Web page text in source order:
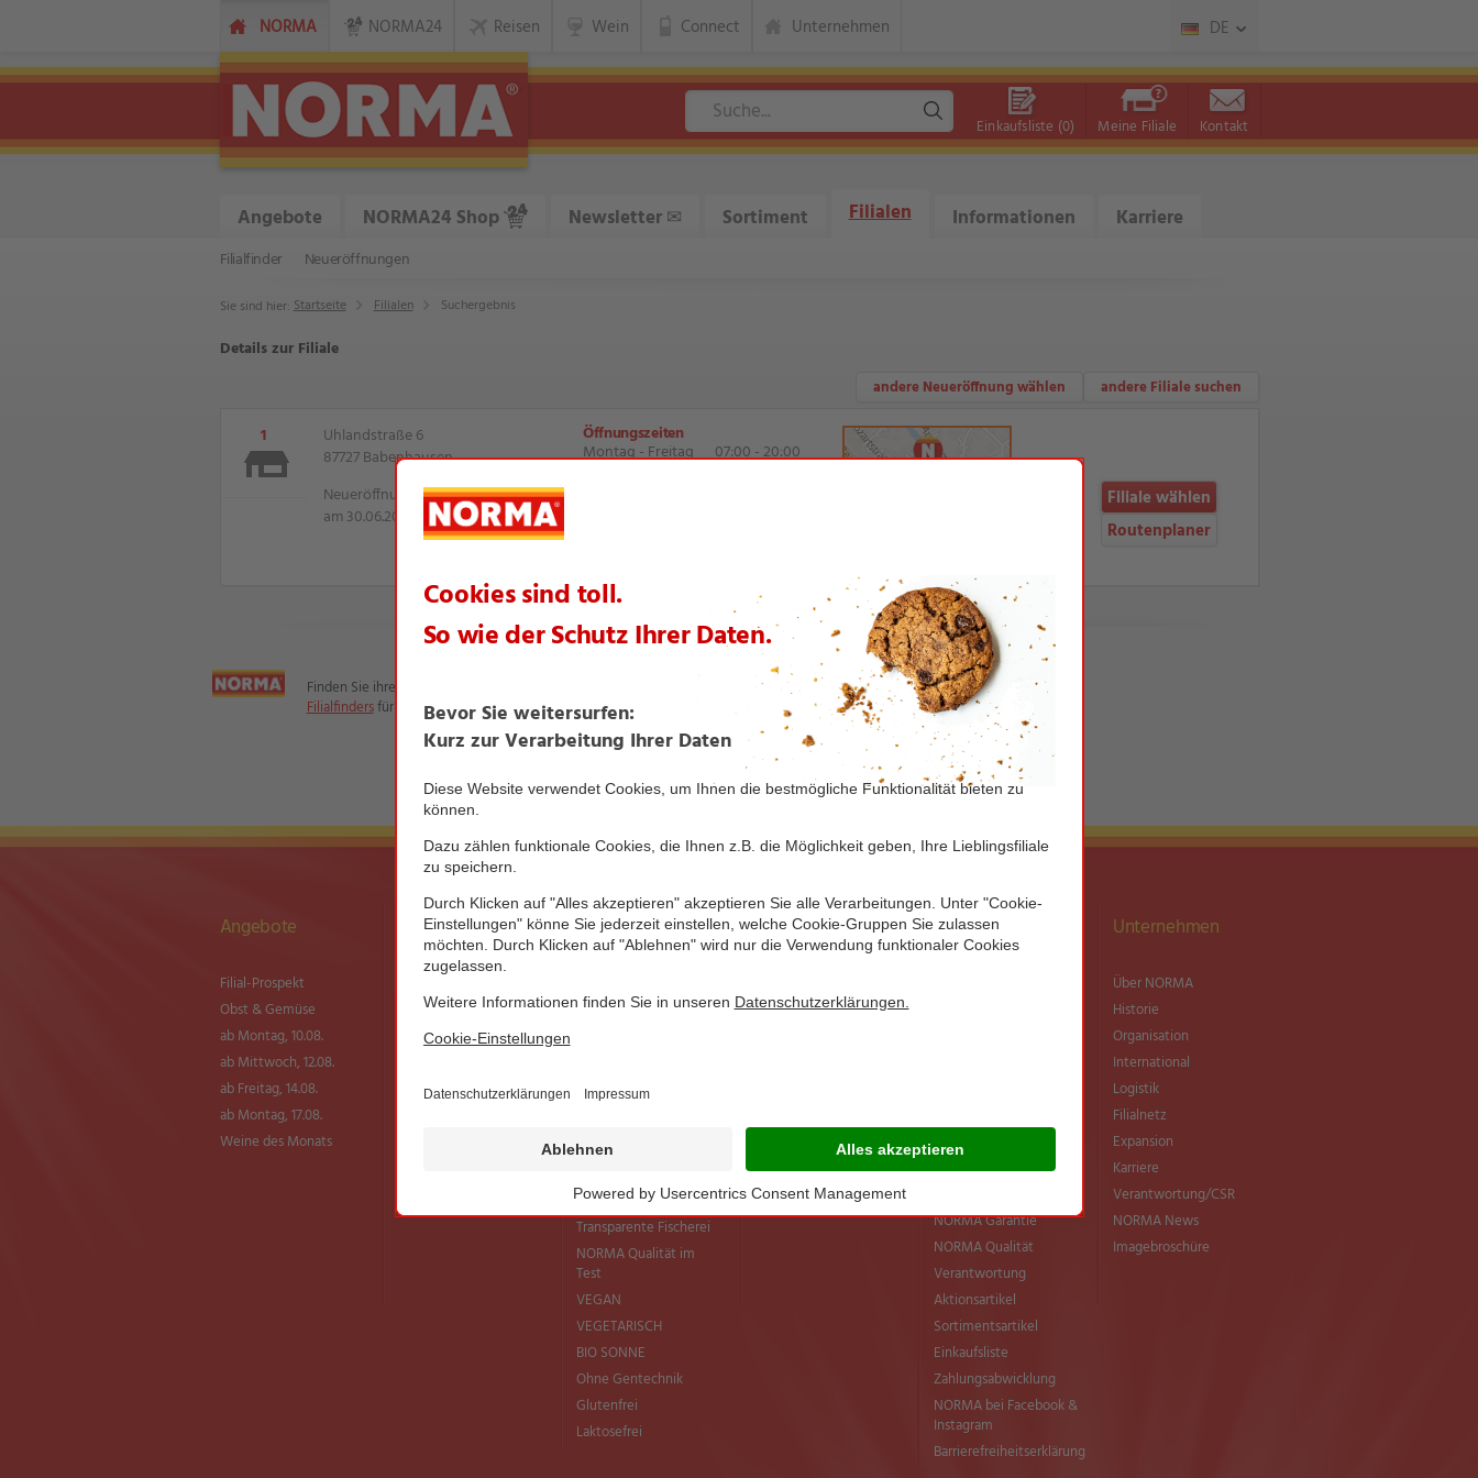
NORMA NORMA24 Reisen Wein Connect Unternehmen DE
Einkaufsliste (0) Meine Filiale Kontakt
Angebote NORMA24 Shop Newsletter✉ Sortiment Filialen
Filialfinder Neueröffnungen
Informationen Karriere
Sie sind hier: Startseite Filialen Suchergebnis
Details zur Filiale
andere Filiale suchen
andere Neueröffnung wählen
1
Uhlandstraße 6
87727 Babenhausen
Neueröffnung nach Erweiterung
am 30.06.2025 ab 07:00 Uhr!
Öffnungszeiten
Montag - Freitag
07:00 - 20:00
Filiale wählen
Routenplaner
Finden Sie ihre Filiale mit Hilfe unseres
Filialfindersfür Ihre regionalen Angebote...
Angebote
Filial-Prospekt
Obst & Gemüse
ab Montag, 10.08.
ab Mittwoch, 12.08.
ab Freitag, 14.08.
ab Montag, 17.08.
Weine des Monats
Newsletter Sortiment
NORMA Connect
Grillsaison 2026
genießen
NEU im Sortiment
Transparente Fischerei
NORMA Qualität im
Test
VEGAN
VEGETARISCH
BIO SONNE
Ohne Gentechnik
Glutenfrei
Laktosefrei
Filialen
Neueröffnungen
Informationen
Die NORMA-Richtlinien
für den Einkauf
Regionale Vielfalt
NORMA Garantie
NORMA Qualität
Verantwortung
Aktionsartikel
Sortimentsartikel
Einkaufsliste
Zahlungsabwicklung
NORMA bei Facebook &
Instagram
Barrierefreiheitserklärung
Unternehmen
Über NORMA
Historie
Organisation
International
Logistik
Filialnetz
Expansion
Karriere
Verantwortung/CSR
NORMA News
Imagebroschüre